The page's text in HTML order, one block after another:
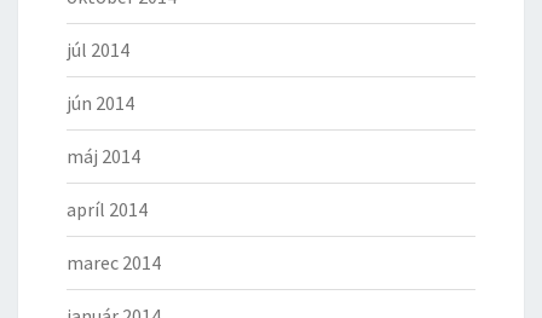
júl 2014
jún 2014
máj 2014
apríl 2014
marec 2014